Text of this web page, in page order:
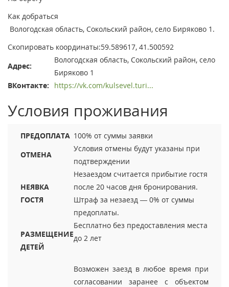
Как добраться
Вологодская область, Сокольский район, село Биряково 1.
Скопировать координаты:59.589617, 41.500592
Адрес:
Вологодская область, Сокольский район, село
Биряково 1
ВКонтакте:
https://vk.com/kulsevel.turi...
Условия проживания
ПРЕДОПЛАТА 100% от суммы заявки
ОТМЕНА
Условия отмены будут указаны при
подтверждении
НЕЯВКА
ГОСТЯ
Незаездом считается прибытие гостя
после 20 часов дня бронирования.
Штраф за незаезд — 0% от суммы
предоплаты.
РАЗМЕЩЕНИЕ
ДЕТЕЙ
Бесплатно без предоставления места
до 2 лет
Возможен заезд в любое время при
согласовании заранее с объектом